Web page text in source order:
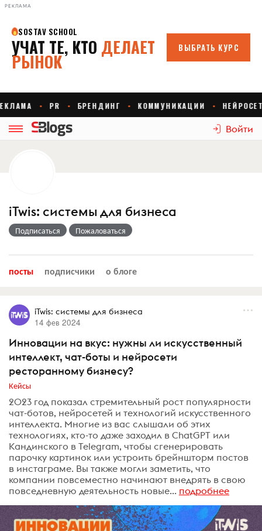
РЕКЛАМА
Войти
iTwis: системы для бизнеса
Подписаться Пожаловаться
посты подписчики о блоге
iTwis: системы для бизнеса
14 фев 2024
Инновации на вкус: нужны ли искусственный
интеллект, чат-боты и нейросети
ресторанному бизнесу?
Кейсы
2023 год показал стремительный рост популярности
чат-ботов, нейросетей и технологий искусственного
интеллекта. Многие из вас слышали об этих
технологиях, кто-то даже заходил в ChatGPT или
Кандинского в Telegram, чтобы сгенерировать
парочку картинок или устроить брейншторм постов
в инстаграме. Вы также могли заметить, что
компании повсеместно начинают внедрять в свою
повседневную деятельность новые... подробнее